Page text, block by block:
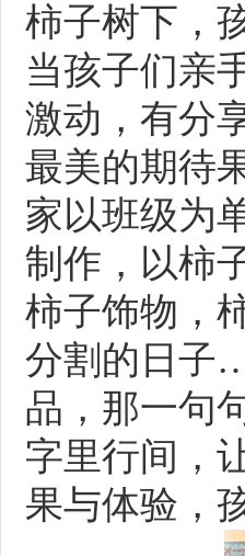
柿子树下，
当孩子们亲
激动，有分
最美的期待
家以班级为
制作，以柿
柿子饰物，
分割的日子
品，那一句
字里行间，
果与体验，